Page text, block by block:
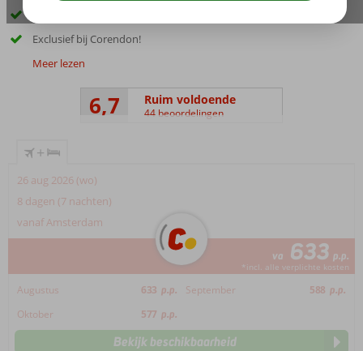
Exclusief bij Corendon!
Meer lezen
6,7 Ruim voldoende
44 beoordelingen
+
26 aug 2026 (wo)
8 dagen (7 nachten)
vanaf Amsterdam
va 633 p.p.
*incl. alle verplichte kosten
Augustus 633 p.p. September 588 p.p.
Oktober
577 p.p.
Bekijk beschikbaarheid